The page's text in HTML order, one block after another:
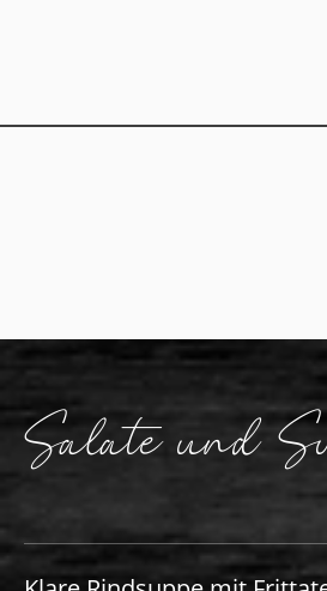
Salate und